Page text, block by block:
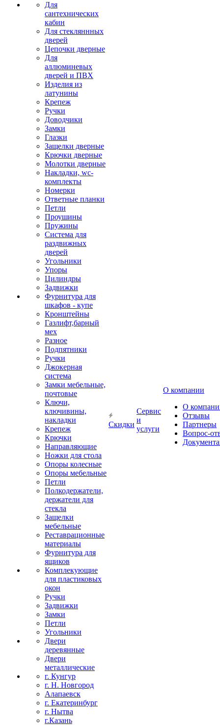
Для
сантехнических
кабин
Для стекляннных
дверей
Цепочки дверные
Для
аллюминевых
дверей и ПВХ
Изделия из
латунины
Крепеж
Ручки
Доводчики
Замки
Глазки
Защелки дверные
Крючки дверные
Молотки дверные
Накладки, wc-
комплекты
Номерки
Ответные планки
Петли
Проушины
Пружины
Система для
раздвижных
дверей
Угольники
Упоры
Цилиндры
Задвижки
Фурнитура для
шкафов - купе
Кронштейны
Газлифт,барный
мех
Разное
Подпятники
Ручки
Джокерная
система
Замки мебельные,
почтовые
Ключи,
ключивины,
накладки
Крепеж
Крючки
Направляющие
Ножки для стола
Опоры колесные
Опоры мебельные
Петли
Полкодержатели,
держатели для
стекла
Защелки
мебельные
Реставрационные
материалы
Фурнитура для
ящиков
Комплекующие
для пластиковых
окон
Ручки
Задвижки
Замки
Петли
Угольники
Двери
деревянные
Двери
металлические
г. Кунгур
г. Н. Новгород
Алапаевск
г. Екатеринбург
г. Нытва
г.Казань
Скидки
Сервис
и
услуги
О компании
О
Отзывы
Партнеры
Вопрос-